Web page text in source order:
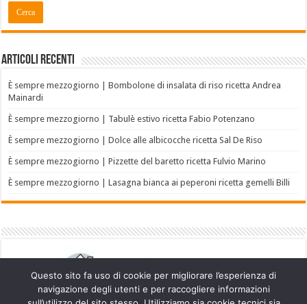
Articoli recenti
È sempre mezzogiorno | Bombolone di insalata di riso ricetta Andrea
Mainardi
È sempre mezzogiorno | Tabulè estivo ricetta Fabio Potenzano
È sempre mezzogiorno | Dolce alle albicocche ricetta Sal De Riso
È sempre mezzogiorno | Pizzette del baretto ricetta Fulvio Marino
È sempre mezzogiorno | Lasagna bianca ai peperoni ricetta gemelli Billi
Questo sito fa uso di cookie per migliorare l’esperienza di
navigazione degli utenti e per raccogliere informazioni